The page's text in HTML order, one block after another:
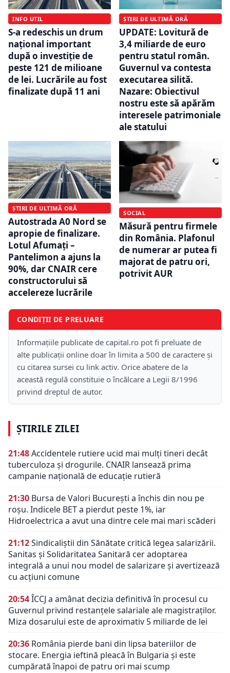
INFO UTIL
S-a redeschis un drum
național important
după o investiție de
peste 121 de milioane
de lei. Lucrările au fost
finalizate după 11 ani
ȘTIRI DE ULTIMĂ ORĂ
UPDATE: Lovitură de
3,4 miliarde de euro
pentru statul român.
Guvernul va contesta
executarea silită.
Nazare: Obiectivul
nostru este să apărăm
interesele patrimoniale
ale statului
ȘTIRI DE ULTIMĂ ORĂ
Autostrada A0 Nord se
apropie de finalizare.
Lotul Afumați –
Pantelimon a ajuns la
90%, dar CNAIR cere
constructorului să
accelereze lucrările
SOCIAL
Măsură pentru firmele
din România. Plafonul
de numerar ar putea fi
majorat de patru ori,
potrivit AUR
CONDIȚII DE PRELUARE
Informațiile publicate de capital.ro pot fi preluate de
alte publicații online doar în limita a 500 de caractere și
cu citarea sursei cu link activ. Orice abatere de la
această regulă constituie o încălcare a Legii 8/1996
privind dreptul de autor.
ȘTIRILE ZILEI
21:48Accidentele rutiere ucid mai mulți tineri decât
tuberculoza și drogurile. CNAIR lansează prima
campanie națională de educație rutieră
21:30 Bursa de Valori București a închis din nou pe
roșu. Indicele BET a pierdut peste 1%, iar
Hidroelectrica a avut una dintre cele mai mari scăderi
21:12Sindicaliștii din Sănătate critică legea salarizării.
Sanitas și Solidaritatea Sanitară cer adoptarea
integrală a unui nou model de salarizare și avertizează
cu acțiuni comune
20:54ÎCCJ a amânat decizia definitivă în procesul cu
Guvernul privind restanțele salariale ale magistraților.
Miza dosarului este de aproximativ 5 miliarde de lei
20:36 România pierde bani din lipsa bateriilor de
stocare. Energia ieftină pleacă în Bulgaria și este
cumpărată înapoi de patru ori mai scump